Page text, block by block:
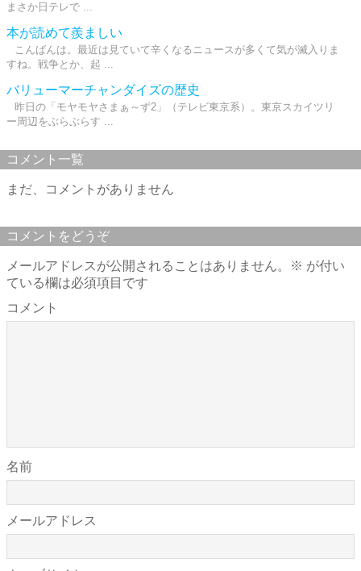
まさか日テレで ...
本が読めて羨ましい
こんばんは。最近は見ていて辛くなるニュースが多くて気が滅入りま
すね。戦争とか、起 ...
バリューマーチャンダイズの歴史
昨日の「モヤモヤさまぁ～ず2」（テレビ東京系）。東京スカイツリ
ー周辺をぶらぶらす ...
コメント一覧
まだ、コメントがありません
コメントをどうぞ
メールアドレスが公開されることはありません。 ※ が付い
ている欄は必須項目です
コメント
名前
メールアドレス